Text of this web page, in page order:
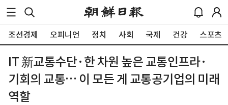
조선경제 오피니언 정치 사회 국제 건강 스포츠
IT 新교통수단·한 차원 높은 교통인프라·
기회의 교통… 이 모든 게 교통공기업의 미래
역할